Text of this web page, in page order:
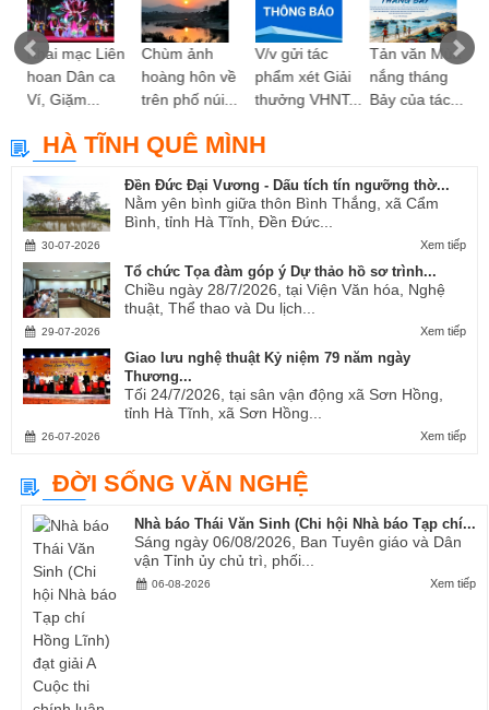
Khai mạc Liên
hoan Dân ca
Ví, Giặm...
Chùm ảnh
hoàng hôn về
trên phố núi...
V/v gửi tác
phẩm xét Giải
thưởng VHNT...
Tản văn Mùa
nắng tháng
Bảy của tác...
HÀ TĨNH QUÊ MÌNH
Đền Đức Đại Vương - Dấu tích tín ngưỡng thờ...
Nằm yên bình giữa thôn Bình Thắng, xã Cẩm
Bình, tỉnh Hà Tĩnh, Đền Đức...
Xem tiếp
30-07-2026
Tổ chức Tọa đàm góp ý Dự thảo hồ sơ trình...
Chiều ngày 28/7/2026, tại Viện Văn hóa, Nghệ
thuật, Thể thao và Du lịch...
Xem tiếp
29-07-2026
Giao lưu nghệ thuật Kỷ niệm 79 năm ngày
Thương...
Tối 24/7/2026, tại sân vận động xã Sơn Hồng,
tỉnh Hà Tĩnh, xã Sơn Hồng...
Xem tiếp
26-07-2026
ĐỜI SỐNG VĂN NGHỆ
Nhà báo Thái Văn Sinh (Chi hội Nhà báo Tạp chí...
Sáng ngày 06/08/2026, Ban Tuyên giáo và Dân
vận Tỉnh ủy chủ trì, phối...
Xem tiếp
06-08-2026